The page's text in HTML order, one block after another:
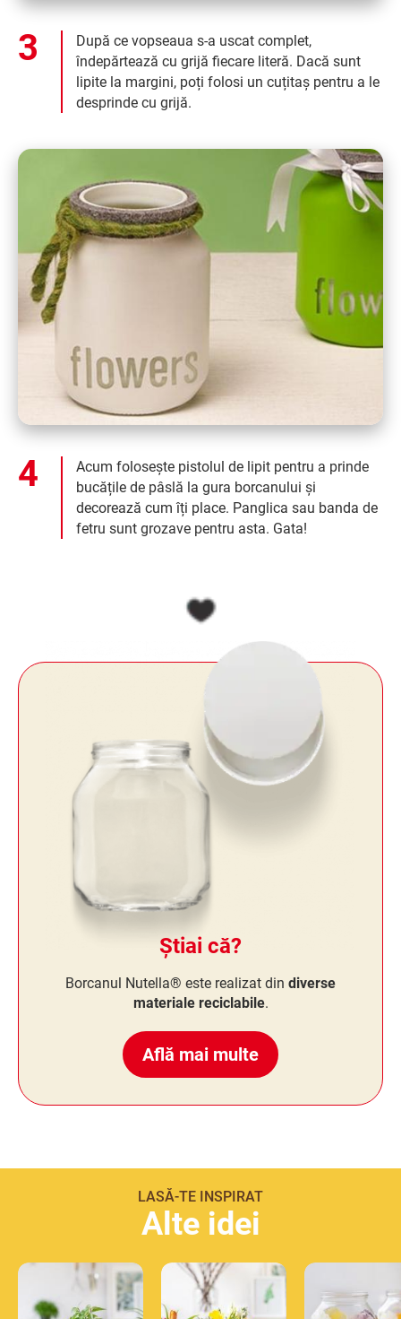
După ce vopseaua s-a uscat complet,
îndepărtează cu grijă fiecare literă. Dacă sunt
lipite la margini, poți folosi un cuțitaș pentru a le
desprinde cu grijă.
Acum folosește pistolul de lipit pentru a prinde
bucățile de pâslă la gura borcanului și
decorează cum îți place. Panglica sau banda de
fetru sunt grozave pentru asta. Gata!
Știai că?
Borcanul Nutella® este realizat din diverse
materiale reciclabile.
Află mai multe
LASĂ-TE INSPIRAT
Alte idei